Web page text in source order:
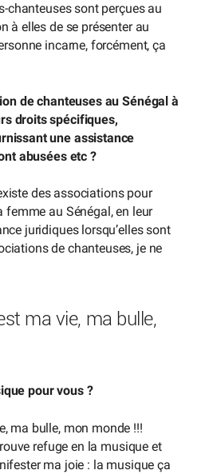
chanteuses sont perçues au
à elles de se présenter au
incarne, forcément, ça
de chanteuses au Sénégal à
droits spécifiques,
une assistance
abusées etc ?
des associations pour
femme au Sénégal, en leur
juridiques lorsqu’elles sont
de chanteuses, je ne
ma vie, ma bulle,
pour vous ?
ma bulle, mon monde !!!
refuge en la musique et
ma joie : la musique ça